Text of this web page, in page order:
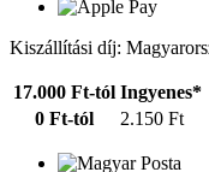
Kiszállítási díj:
17.000 Ft-tól Ingyenes*
0 Ft-tól
2.150 Ft